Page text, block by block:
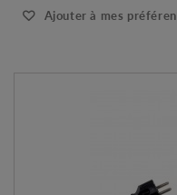
Ajouter à mes